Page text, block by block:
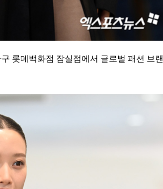
롯데백화점 잠실점에서 글로벌 패션 브랜